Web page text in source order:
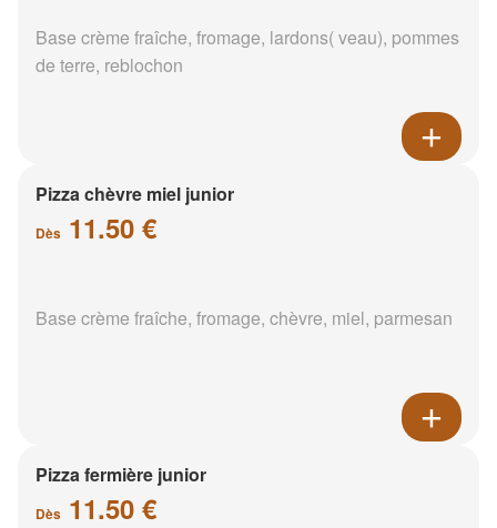
Base crème fraîche, fromage, lardons( veau), pommes
de terre, reblochon
Pizza chèvre miel junior
Dès 11.50 €
Base crème fraîche, fromage, chèvre, miel, parmesan
Pizza fermière junior
Dès 11.50 €